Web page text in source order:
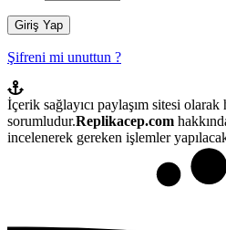
Şifreni mi unuttun ?
İçerik sağlayıcı paylaşım sitesi olarak
sorumludur.Replikacep.com
incelenerek gereken işlemler